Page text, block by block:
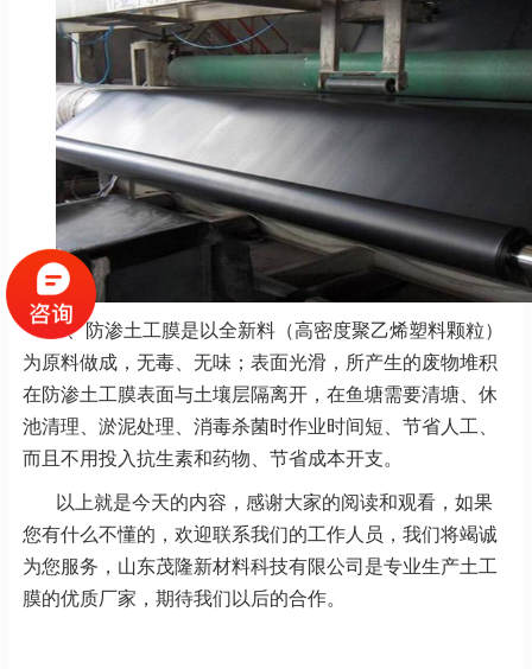
3、防渗土工膜是以全新料（高密度聚乙烯塑料颗粒）
为原料做成，无毒、无味；表面光滑，所产生的废物堆积
在防渗土工膜表面与土壤层隔离开，在鱼塘需要清塘、休
池清理、淤泥处理、消毒杀菌时作业时间短、节省人工、
而且不用投入抗生素和药物、节省成本开支。
以上就是今天的内容，感谢大家的阅读和观看，如果
您有什么不懂的，欢迎联系我们的工作人员，我们将竭诚
为您服务，山东茂隆新材料科技有限公司是专业生产土工
膜的优质厂家，期待我们以后的合作。